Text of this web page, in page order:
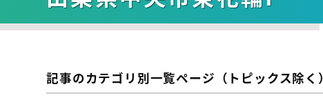
記事のカテゴリ別一覧ページ（トピックス除く）